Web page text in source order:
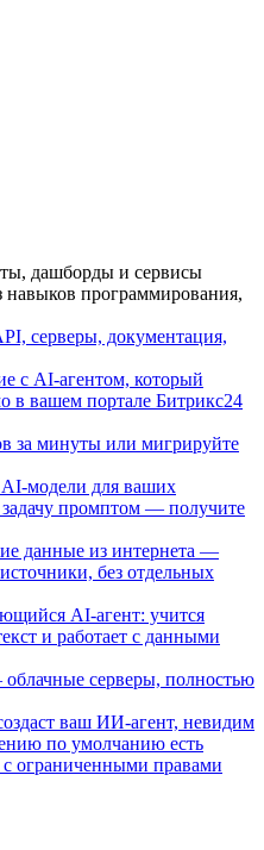
дашборды и сервисы
навыков программирования,
серверы, документация,
с AI-агентом, который
в вашем портале Битрикс24
за минуты или мигрируйте
модели для ваших
промптом — получите
данные из интернета —
без отдельных
AI-агент: учится
и работает с данными
серверы, полностью
ваш ИИ-агент, невидим
по умолчанию есть
ограниченными правами